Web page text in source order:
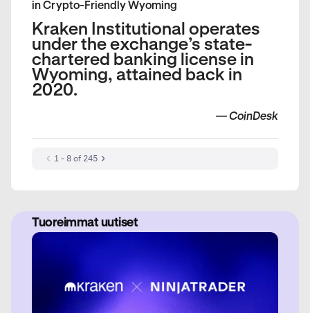
in Crypto-Friendly Wyoming
Kraken Institutional operates
under the exchange’s state-
chartered banking license in
Wyoming, attained back in
2020.
—CoinDesk
1 - 8 of 245
Tuoreimmat uutiset